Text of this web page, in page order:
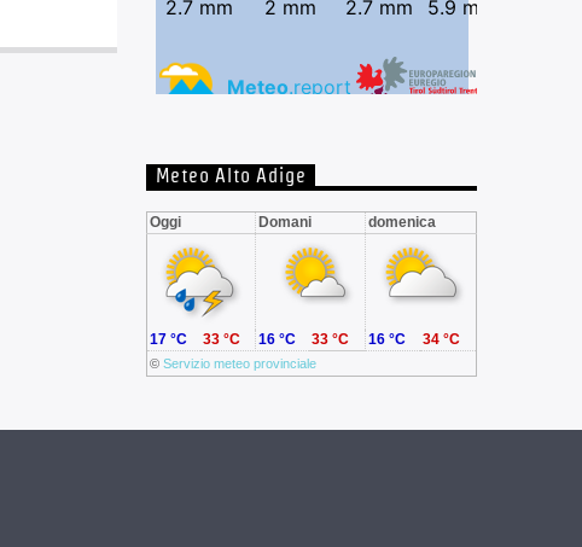
Meteo Alto Adige
Oggi Domani domenica
© Servizio meteo provinciale
17 °C 33 °C 16 °C 33 °C 16 °C 34 °C